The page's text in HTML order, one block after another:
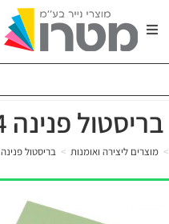
בריסטול פנינה A4 ירוק
> מוצרים ליצירה ואומנות > בריסטול פנינה